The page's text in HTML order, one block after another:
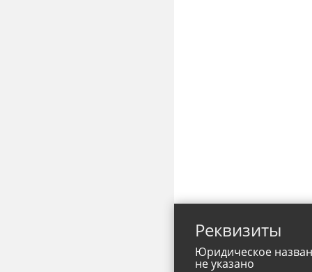
Реквизиты
Юридическое
не указано